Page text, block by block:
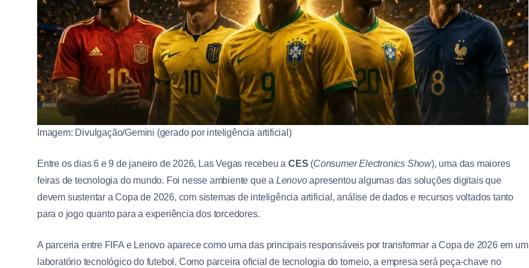
Imagem: Divulgação/Gemini (gerado por inteligência artificial)
Entre os dias 6 e 9 de janeiro de 2026, Las Vegas recebeu a CES (Consumer Electronics Show), uma das maiores
feiras de tecnologia do mundo. Foi nesse ambiente que a Lenovoapresentou algumas das soluções digitais que
devem sustentar a Copa de 2026, com sistemas de inteligência artificial, análise de dados e recursos voltados tanto
para o jogo quanto para a experiência dos torcedores.
A parceria entre FIFA e Lenovo aparece como uma das principais responsáveis por transformar a Copa de 2026 em um
laboratório tecnológico do futebol. Como parceira oficial de tecnologia do torneio, a empresa será peça-chave no